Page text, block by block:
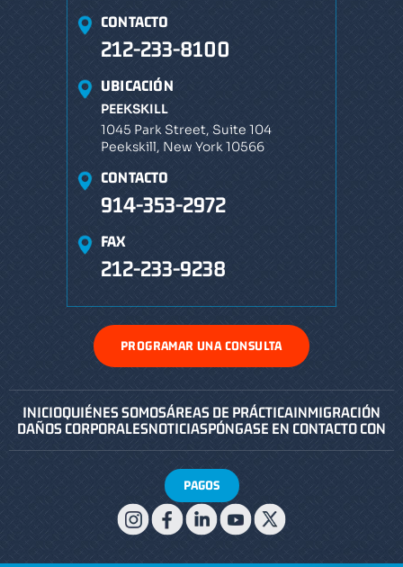
CONTACTO
212-233-8100
UBICACIÓN
PEEKSKILL
1045 Park Street, Suite 104
Peekskill, New York 10566
CONTACTO
914-353-2972
FAX
212-233-9238
PROGRAMAR UNA CONSULTA
INICIOQUIÉNES SOMOSÁREAS DE PRÁCTICAINMIGRACIÓN
DAÑOS CORPORALESNOTICIASPÓNGASE EN CONTACTO CON
PAGOS